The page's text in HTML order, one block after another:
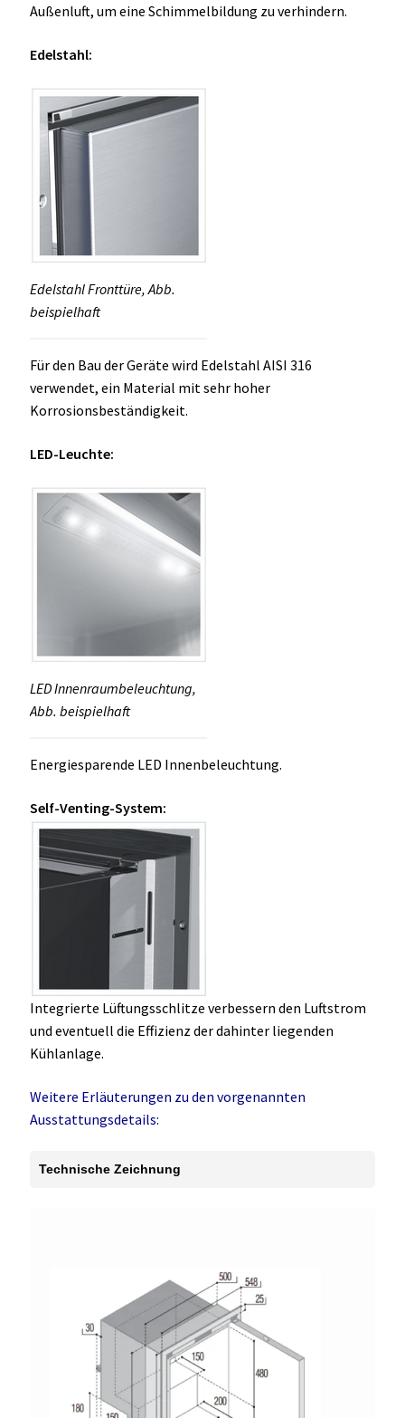
Außenluft, um eine Schimmelbildung zu verhindern.
Edelstahl:
Edelstahl Fronttüre, Abb.
beispielhaft
Für den Bau der Geräte wird Edelstahl AISI 316
verwendet, ein Material mit sehr hoher
Korrosionsbeständigkeit.
LED-Leuchte:
LED Innenraumbeleuchtung,
Abb. beispielhaft
Energiesparende LED Innenbeleuchtung.
Self-Venting-System:
Integrierte Lüftungsschlitze verbessern den Luftstrom
und eventuell die Effizienz der dahinter liegenden
Kühlanlage.
Weitere Erläuterungen zu den vorgenannten
Ausstattungsdetails:
Technische Zeichnung